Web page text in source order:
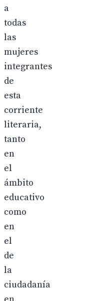
a
todas
las
mujeres
integrantes
de
esta
corriente
literaria,
tanto
en
el
ámbito
educativo
como
en
el
de
la
ciudadanía